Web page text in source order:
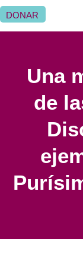
DONAR
Una
de